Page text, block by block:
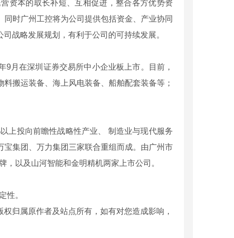
本的取长补短、互相促进，整合各方优势资
时广州工控将为公司提供包括资金、产业协同
战略发展规划，有利于公司的可持续发展。
月在深圳证券交易所中小企业板上市。目前，
搬运装备、海上风电装备、船舶配套装备等；
上投向前瞻性战略性产业、 制造业与现代服务
集团、万力集团三家联合重组而成。由广州市
，以及山河智能和金明精机两家上市公司。
性。
归属原作者及站点所有，如有对您造成影响，